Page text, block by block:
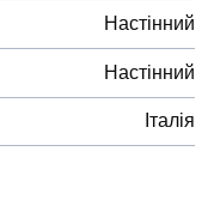
Настінний
Настінний
Італія